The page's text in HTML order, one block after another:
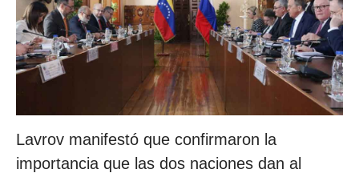
Lavrov manifestó que confirmaron la
importancia que las dos naciones dan al